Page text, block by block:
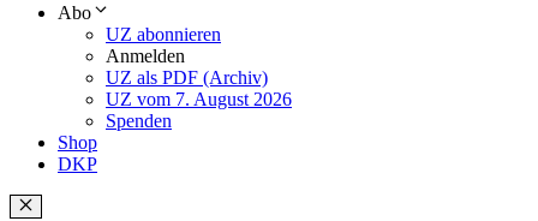
Abo
UZ abonnieren
Anmelden
UZ als PDF (Archiv)
UZ vom 7. August 2026
Spenden
Shop
DKP